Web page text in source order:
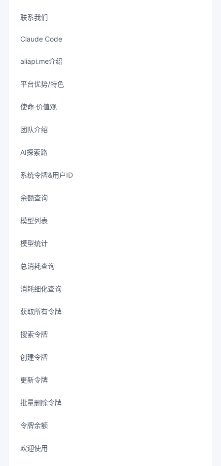
联系我们
Claude Code
aliapi.me介绍
平台优势/特色
使命·价值观
团队介绍
AI探索路
系统令牌&用户ID
余额查询
模型列表
模型统计
总消耗查询
消耗细化查询
获取所有令牌
搜索令牌
创建令牌
更新令牌
批量删除令牌
令牌余额
欢迎使用